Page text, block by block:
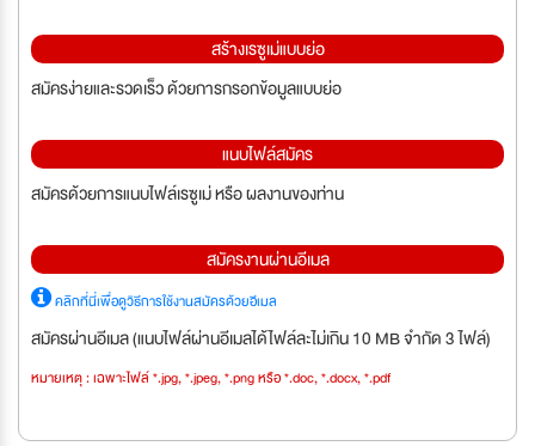
สร้างเรซูเม่แบบย่อ
สมัครง่ายและรวดเร็ว ด้วยการกรอกข้อมูลแบบย่อ
แนบไฟล์สมัคร
สมัครด้วยการแนบไฟล์เรซูเม่ หรือ ผลงานของท่าน
สมัครงานผ่านอีเมล
คลิกที่นี่เพื่อดูวิธีการใช้งานสมัครด้วยอีเมล
สมัครผ่านอีเมล (แนบไฟล์ผ่านอีเมลได้ไฟล์ละไม่เกิน 10 MB จำกัด 3 ไฟล์)
หมายเหตุ : เฉพาะไฟล์ *.jpg, *.jpeg, *.png หรือ *.doc, *.docx, *.pdf